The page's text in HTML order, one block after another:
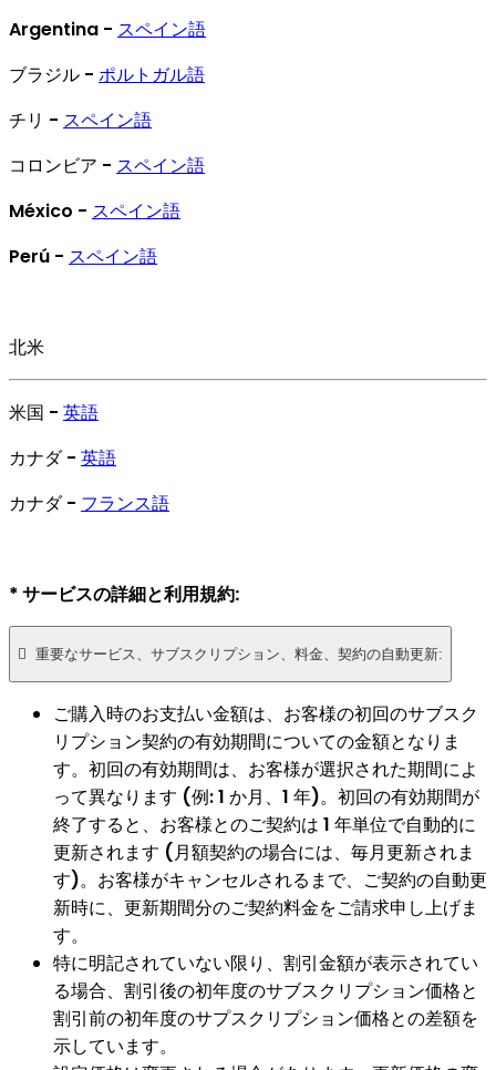
Argentina - スペイン語
ブラジル - ポルトガル語
チリ - スペイン語
コロンビア - スペイン語
México - スペイン語
Perú - スペイン語
北米
米国 - 英語
カナダ - 英語
カナダ - フランス語
* サービスの詳細と利用規約:
 重要なサービス、サブスクリプション、料金、契約の自動更新:
ご購入時のお支払い金額は、お客様の初回のサブスク
リプション契約の有効期間についての金額となりま
す。初回の有効期間は、お客様が選択された期間によ
って異なります (例: 1 か月、1 年)。初回の有効期間が
終了すると、お客様とのご契約は 1 年単位で自動的に
更新されます (月額契約の場合には、毎月更新されま
す)。お客様がキャンセルされるまで、ご契約の自動更
新時に、更新期間分のご契約料金をご請求申し上げま
す。
特に明記されていない限り、割引金額が表示されてい
る場合、割引後の初年度のサブスクリプション価格と
割引前の初年度のサプスクリプション価格との差額を
示しています。